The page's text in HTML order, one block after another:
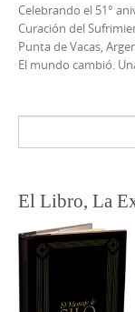
Celebrando el 51°
Curación del
Punta de Vacas,
El mundo cambió.
El Libro, La